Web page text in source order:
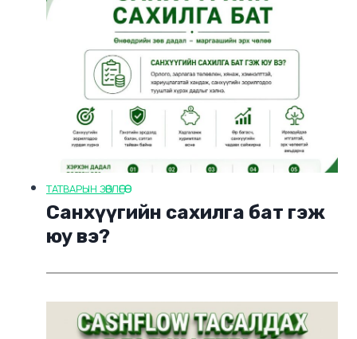
ТАТВАРЫН ЗӨВЛӨГӨӨ
Санхүүгийн сахилга бат гэж
юу вэ?